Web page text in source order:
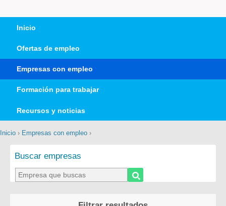
Inicio
Ofertas de empleo
Empresas con empleo
Formación para trabajar
Recursos y noticias
Inicio › Empresas con empleo ›
Buscar empresas